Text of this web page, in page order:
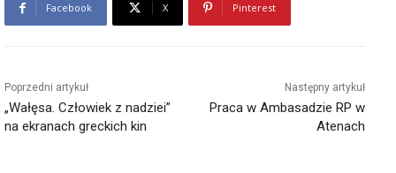
Facebook X Pinterest
Poprzedni artykuł
„Wałęsa. Człowiek z nadziei”
na ekranach greckich kin
Następny artykuł
Praca w Ambasadzie RP w
Atenach